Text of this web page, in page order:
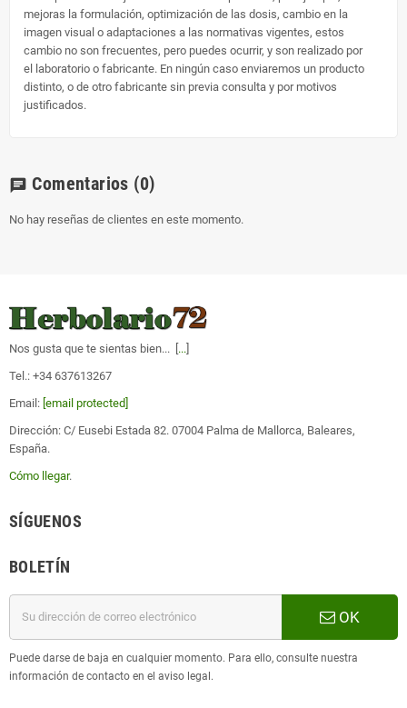
mejoras la formulación, optimización de las dosis, cambio en la
imagen visual o adaptaciones a las normativas vigentes, estos
cambio no son frecuentes, pero puedes ocurrir, y son realizado por
el laboratorio o fabricante. En ningún caso enviaremos un producto
distinto, o de otro fabricante sin previa consulta y por motivos
justificados.
chat Comentarios (0)
No hay reseñas de clientes en este momento.
Nos gusta que te sientas bien... [ ...
Tel.: +34 637613267
Email: [email protected]
Dirección: C/ Eusebi Estada 82. 07004 Palma de Mallorca, Baleares,
España.
Cómo llegar.
SÍGUENOS
BOLETÍN
OK
Puede darse de baja en cualquier momento. Para ello, consulte nuestra
información de contacto en el aviso legal.